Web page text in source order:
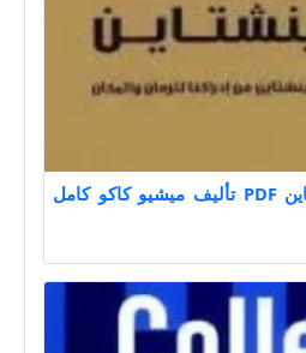
تحميل كتاب كون أينشتاين PDF تأليف ميشيو كاكو كامل